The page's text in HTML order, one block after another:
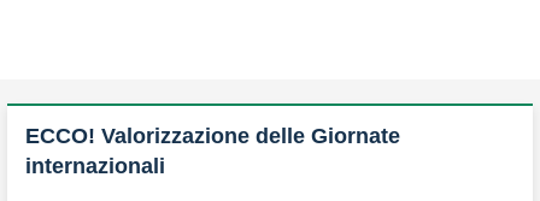
ECCO! Valorizzazione delle Giornate
internazionali